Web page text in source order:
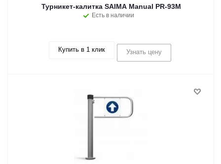
Турникет-калитка SAIMA Manual PR-93M
Есть в наличии
Купить в 1 клик Узнать цену